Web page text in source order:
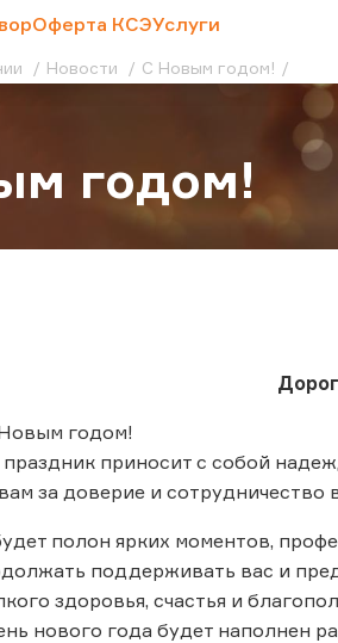
Оферта КСЭУслуги
Новости С Новым годом!
годом!
годом!
приносит с собой
за доверие и сотрудничество
полон ярких моментов,
поддерживать вас и
здоровья, счастья и
нового года будет наполнен